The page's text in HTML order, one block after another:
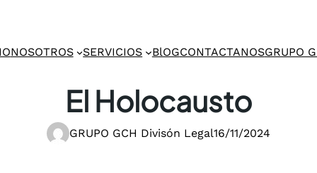
NOSOTROS SERVICIOS BlOGCONTACTANOSGRUPO
El Holocausto
GRUPO GCH Divisón Legal16/11/2024